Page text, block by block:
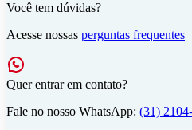
Você tem dúvidas?
Acesse nossas perguntas frequentes
Quer entrar em contato?
Fale no nosso WhatsApp: (31)